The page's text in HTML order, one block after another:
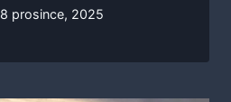
8 prosince, 2025